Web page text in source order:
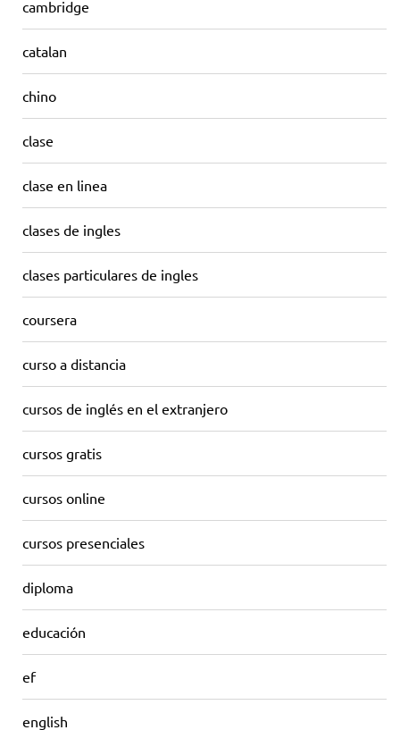
cambridge
catalan
chino
clase
clase en linea
clases de ingles
clases particulares de ingles
coursera
curso a distancia
cursos de inglés en el extranjero
cursos gratis
cursos online
cursos presenciales
diploma
educación
ef
english